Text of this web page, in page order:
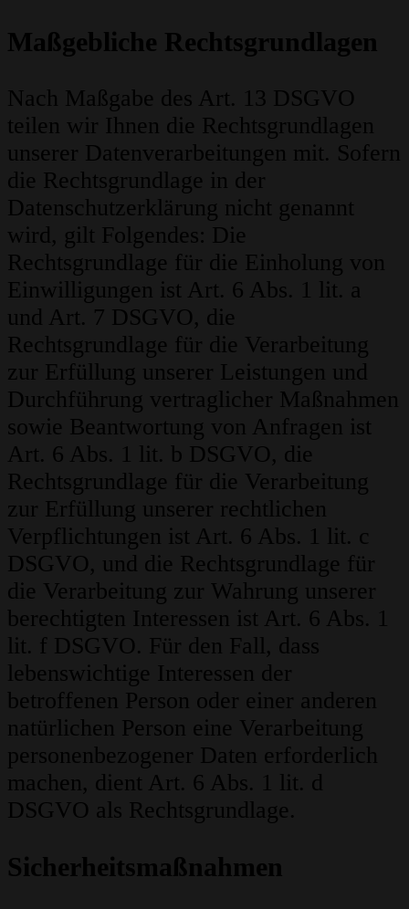
Maßgebliche Rechtsgrundlagen
Nach Maßgabe des Art. 13 DSGVO
teilen wir Ihnen die Rechtsgrundlagen
unserer Datenverarbeitungen mit. Sofern
die Rechtsgrundlage in der
Datenschutzerklärung nicht genannt
wird, gilt Folgendes: Die
Rechtsgrundlage für die Einholung von
Einwilligungen ist Art. 6 Abs. 1 lit. a
und Art. 7 DSGVO, die
Rechtsgrundlage für die Verarbeitung
zur Erfüllung unserer Leistungen und
Durchführung vertraglicher Maßnahmen
sowie Beantwortung von Anfragen ist
Art. 6 Abs. 1 lit. b DSGVO, die
Rechtsgrundlage für die Verarbeitung
zur Erfüllung unserer rechtlichen
Verpflichtungen ist Art. 6 Abs. 1 lit. c
DSGVO, und die Rechtsgrundlage für
die Verarbeitung zur Wahrung unserer
berechtigten Interessen ist Art. 6 Abs. 1
lit. f DSGVO. Für den Fall, dass
lebenswichtige Interessen der
betroffenen Person oder einer anderen
natürlichen Person eine Verarbeitung
personenbezogener Daten erforderlich
machen, dient Art. 6 Abs. 1 lit. d
DSGVO als Rechtsgrundlage.
Sicherheitsmaßnahmen